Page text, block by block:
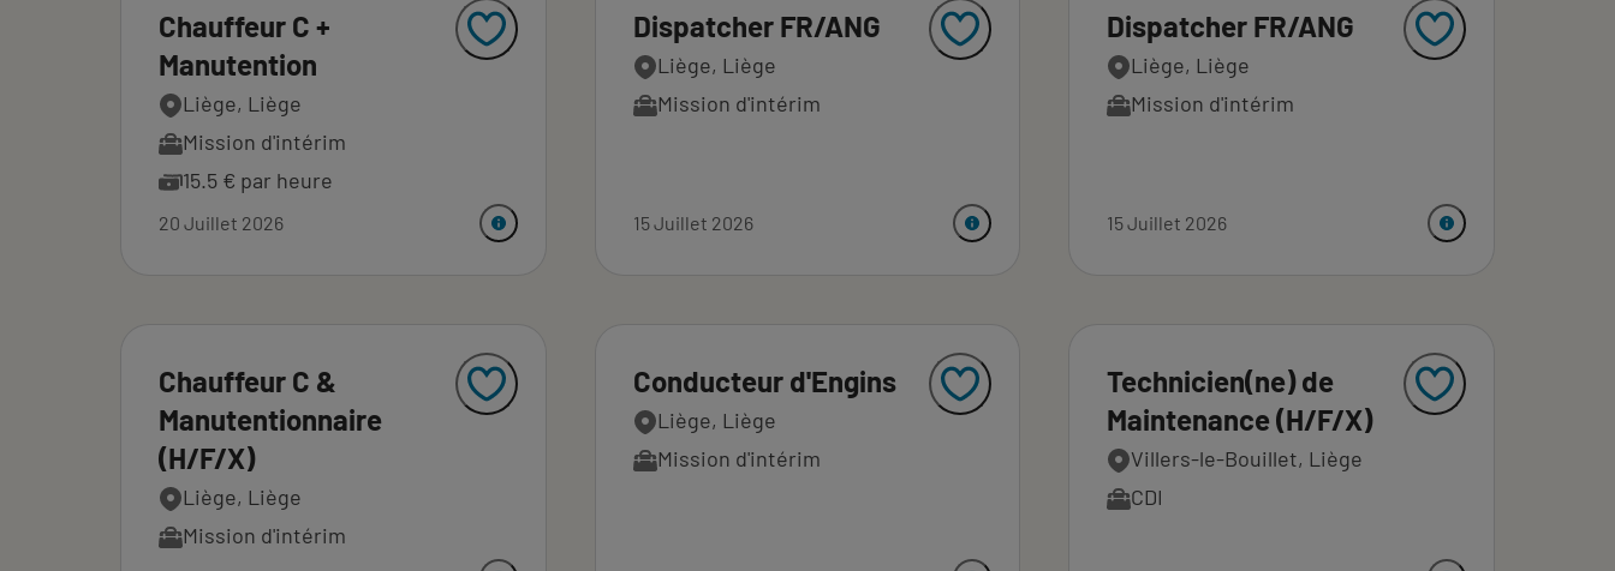
Chauffeur C +
Manutention
Liège, Liège
Mission d'intérim
15.5 € par heure
20 Juillet 2026
Dispatcher FR/ANG
Liège, Liège
Mission d'intérim
15 Juillet 2026
Dispatcher FR/ANG
Liège, Liège
Mission d'intérim
15 Juillet 2026
Chauffeur C &
Manutentionnaire
(H/F/X)
Liège, Liège
Mission d'intérim
Conducteur d'Engins
Liège, Liège
Mission d'intérim
Technicien(ne) de
Maintenance (H/F/X)
Villers-le-Bouillet, Liège
CDI